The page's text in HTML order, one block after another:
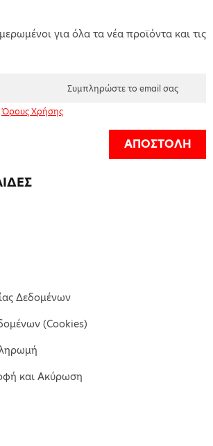
Δεδομένων
(Cookies)
και Ακύρωση
για όλα τα νέα προϊόντα και τις
Όρους Χρήσης
ΑΠΟΣΤΟΛΗ